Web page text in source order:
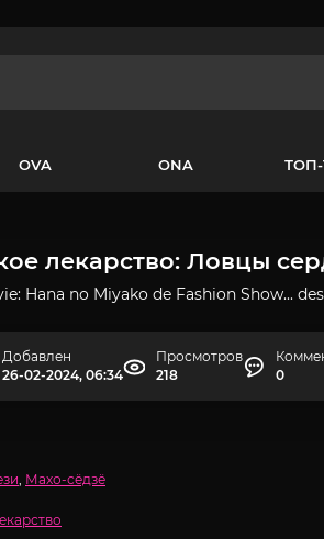
OVA ONA ТОП-
лекарство: Ловцы
Hana no Miyako de Fashion Show...
Добавлен
26-02-2024, 06:34
Просмотров
218
0
, Махо-сёдзё